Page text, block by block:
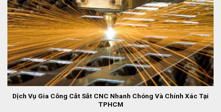
Dịch Vụ Gia Công Cắt Sắt CNC Nhanh Chóng Và Chính Xác Tại
TPHCM